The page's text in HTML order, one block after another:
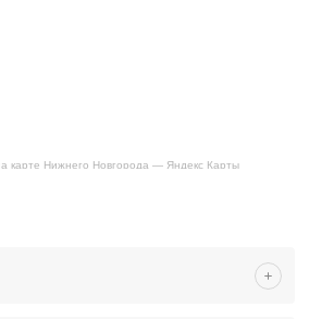
карте Нижнего Новгорода — Яндекс Карты